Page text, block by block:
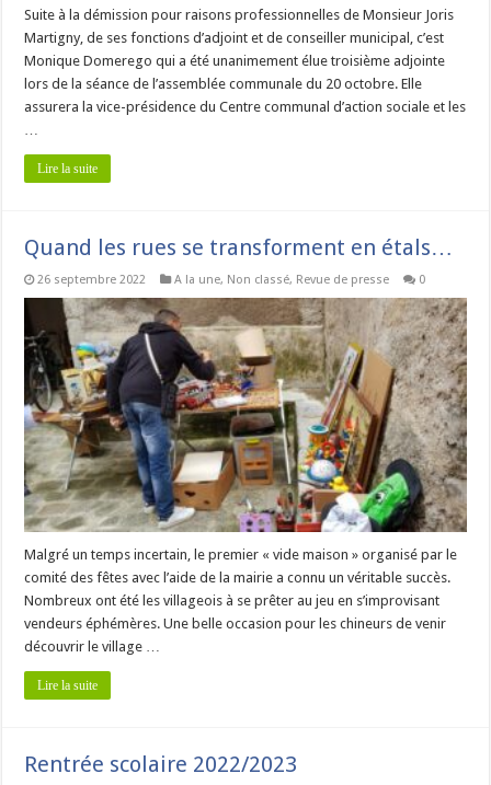
Suite à la démission pour raisons professionnelles de Monsieur Joris
Martigny, de ses fonctions d’adjoint et de conseiller municipal, c’est
Monique Domerego qui a été unanimement élue troisième adjointe
lors de la séance de l’assemblée communale du 20 octobre. Elle
assurera la vice-présidence du Centre communal d’action sociale et les
Lire la suite
Quand les rues se transforment en étals…
26 septembre 2022 A la une, Non classé, Revue de presse 0
Malgré un temps incertain, le premier « vide maison » organisé par le
comité des fêtes avec l’aide de la mairie a connu un véritable succès.
Nombreux ont été les villageois à se prêter au jeu en s’improvisant
vendeurs éphémères. Une belle occasion pour les chineurs de venir
découvrir le village …
Lire la suite
Rentrée scolaire 2022/2023